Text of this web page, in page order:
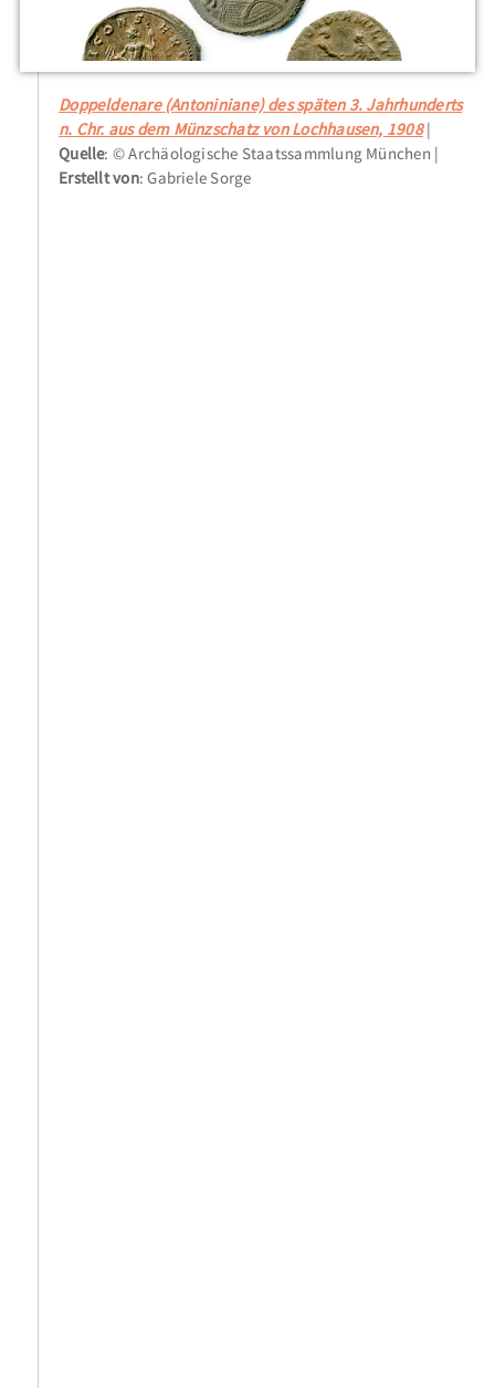
Doppeldenare (Antoniniane) des späten 3. Jahrhunderts
n. Chr. aus dem Münzschatz von Lochhausen, 1908
Quelle: © Archäologische Staatssammlung München
Erstellt von: Gabriele Sorge